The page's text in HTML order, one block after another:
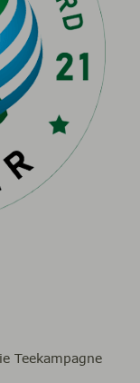
Teekampagne